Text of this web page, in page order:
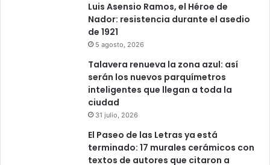
Luis Asensio Ramos, el Héroe de
Nador: resistencia durante el asedio
de 1921
5 agosto, 2026
Talavera renueva la zona azul: así
serán los nuevos parquímetros
inteligentes que llegan a toda la
ciudad
31 julio, 2026
El Paseo de las Letras ya está
terminado: 17 murales cerámicos con
textos de autores que citaron a